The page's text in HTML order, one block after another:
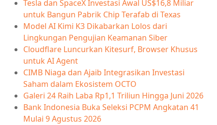
Tesla dan SpaceX Investasi Awal US$16,8 Miliar
untuk Bangun Pabrik Chip Terafab di Texas
Model AI Kimi K3 Dikabarkan Lolos dari
Lingkungan Pengujian Keamanan Siber
Cloudflare Luncurkan Kitesurf, Browser Khusus
untuk AI Agent
CIMB Niaga dan Ajaib Integrasikan Investasi
Saham dalam Ekosistem OCTO
Galeri 24 Raih Laba Rp1,1 Triliun Hingga Juni 2026
Bank Indonesia Buka Seleksi PCPM Angkatan 41
Mulai 9 Agustus 2026